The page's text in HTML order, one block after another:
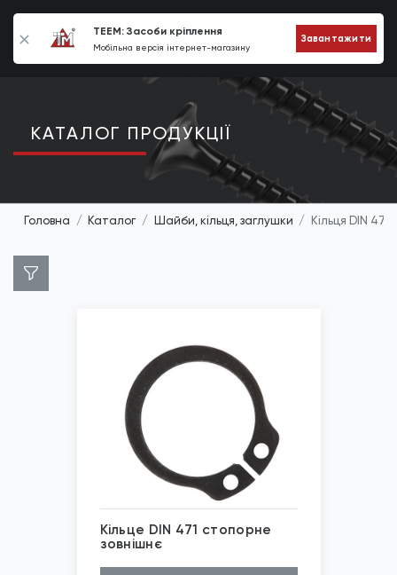
TEEM: Засоби кріплення
Мобільна версія інтернет-магазину
Завантажити
0
КАТАЛОГ ПРОДУКЦIЇ
Головна Каталог Шайби, кільця, заглушки Кільця DIN 471
Кільце DIN 471 стопорне
зовнішнє